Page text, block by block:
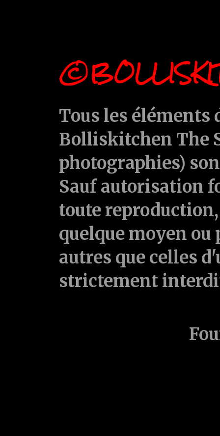
Tous les
Bolliskitchen The
photographies)
Sauf autorisation
toute
quelque moyen ou
autres que celles
strictement